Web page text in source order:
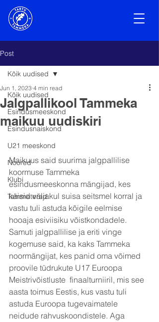
Post
Kõik uudised
Esindusmeeskond
Esindusnaiskond
U21 meeskond
Noored
Klubi
Tammeterad
Kõik uudised
Jalgpallikool Tammeka
maikuu uudiskiri
Jun 1, 2023 4 min read
Maikuus said suurima jalgpallilise
koormuse Tammeka
esindusmeeskonna mängijad, kes
käisid väljakul suisa seitsmel korral ja
vastu tuli astuda kõigile eelmise
hooaja esiviisiku võistkondadele.
Samuti jalgpallilise ja eriti vinge
kogemuse said, ka kaks Tammeka
noormängijat, kes panid oma võimed
proovile tüdrukute U17 Euroopa
Meistrivõistluste  finaalturniiril, mis see
aasta toimus Eestis, kus vastu tuli
astuda Euroopa tugevaimatele
neidude rahvuskoondistele. Aga